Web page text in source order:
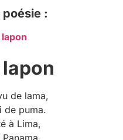
:
de lama,
de puma.
à Lima,